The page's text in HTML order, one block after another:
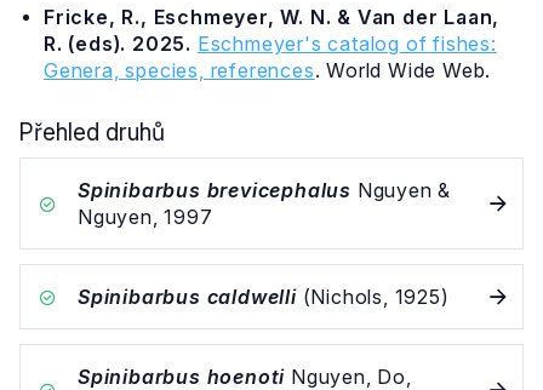
Fricke, R., Eschmeyer, W. N. & Van der Laan,
R. (eds). 2025. Eschmeyer's catalog of fishes:
Genera, species, references. World Wide Web.
Přehled druhů
Spinibarbus brevicephalus Nguyen &
Nguyen, 1997
Spinibarbus caldwelli(Nichols, 1925)
Spinibarbus hoenoti Nguyen, Do,